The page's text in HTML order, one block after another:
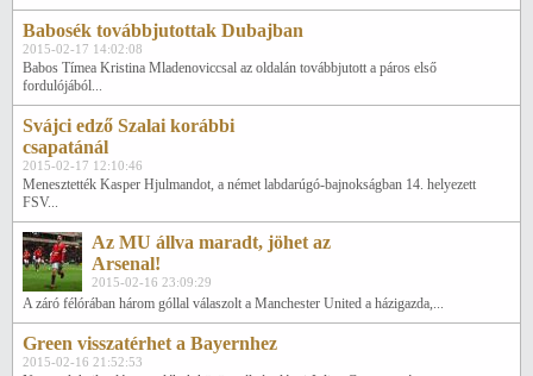
Babosék továbbjutottak Dubajban
2015-02-17 14:02:08
Babos Tímea Kristina Mladenoviccsal az oldalán továbbjutott a páros első
fordulójából...
Svájci edző Szalai korábbi
csapatánál
2015-02-17 12:10:46
Menesztették Kasper Hjulmandot, a német labdarúgó-bajnokságban 14. helyezett
FSV...
Az MU állva maradt, jöhet az
Arsenal!
2015-02-16 23:09:29
A záró félórában három góllal válaszolt a Manchester United a házigazda,...
Green visszatérhet a Bayernhez
2015-02-16 21:52:53